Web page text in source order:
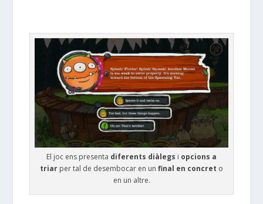
El joc ens presenta diferents diàlegs i opcions a
triar per tal de desembocar en un final en concret o
en un altre.